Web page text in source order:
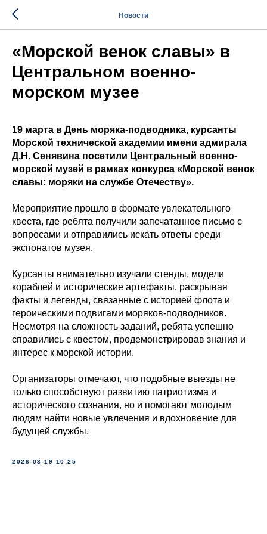
Новости
«Морской венок славы» в
Центральном военно-
морском музее
19 марта в День моряка-подводника, курсанты
Морской технической академии имени адмирала
Д.Н. Сенявина посетили Центральный военно-
морской музей в рамках конкурса «Морской венок
славы: моряки на службе Отечеству».
Мероприятие прошло в формате увлекательного
квеста, где ребята получили запечатанное письмо с
вопросами и отправились искать ответы среди
экспонатов музея.
Курсанты внимательно изучали стенды, модели
кораблей и исторические артефакты, раскрывая
факты и легенды, связанные с историей флота и
героическими подвигами моряков-подводников.
Несмотря на сложность заданий, ребята успешно
справились с квестом, продемонстрировав знания и
интерес к морской истории.
Организаторы отмечают, что подобные выезды не
только способствуют развитию патриотизма и
исторического сознания, но и помогают молодым
людям найти новые увлечения и вдохновение для
будущей службы.
2026-03-19 10:25